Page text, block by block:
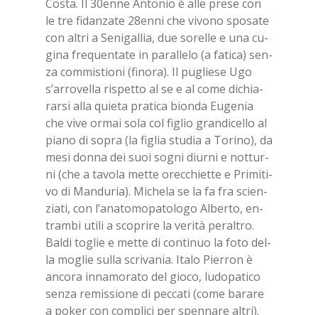
Co­sta. Il 30en­ne An­to­nio è alle pre­se con
le tre fi­dan­za­te 28en­ni che vi­vo­no spo­sa­te
con al­tri a Se­ni­gal­lia, due so­rel­le e una cu­
gi­na fre­quen­ta­te in pa­ral­le­lo (a fa­ti­ca) sen­
za com­mi­stio­ni (fi­no­ra). Il pu­glie­se Ugo
s’ar­ro­vel­la ri­spet­to al se e al come di­chia­
rar­si alla quie­ta pra­ti­ca bion­da Eu­ge­nia
che vive or­mai sola col fi­glio gran­di­cel­lo al
pia­no di so­pra (la fi­glia stu­dia a To­ri­no), da
mesi don­na dei suoi so­gni diur­ni e not­tur­
ni (che a ta­vo­la met­te orec­chiet­te e Pri­mi­ti­
vo di Man­du­ria). Mi­che­la se la fa fra scien­
zia­ti, con l’a­na­to­mo­pa­to­lo­go Al­ber­to, en­
tram­bi uti­li a sco­pri­re la ve­ri­tà pe­ral­tro.
Bal­di to­glie e met­te di con­ti­nuo la foto del­
la mo­glie sul­la scri­va­nia. Ita­lo Pier­ron è
an­co­ra in­na­mo­ra­to del gio­co, lu­do­pa­ti­co
sen­za re­mis­sio­ne di pec­ca­ti (come ba­ra­re
a po­ker con com­pli­ci per spen­na­re al­tri).